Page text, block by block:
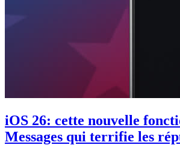
iOS 26: cette nouvelle
Messages qui terrifie les